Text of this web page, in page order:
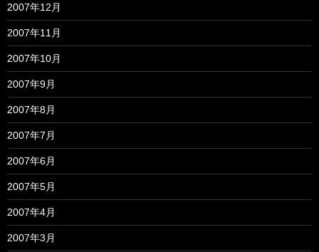
2007年12月
2007年11月
2007年10月
2007年9月
2007年8月
2007年7月
2007年6月
2007年5月
2007年4月
2007年3月